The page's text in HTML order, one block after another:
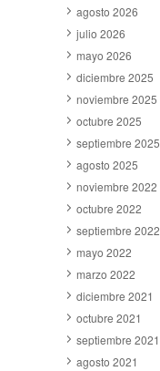
agosto 2026
julio 2026
mayo 2026
diciembre 2025
noviembre 2025
octubre 2025
septiembre 2025
agosto 2025
noviembre 2022
octubre 2022
septiembre 2022
mayo 2022
marzo 2022
diciembre 2021
octubre 2021
septiembre 2021
agosto 2021